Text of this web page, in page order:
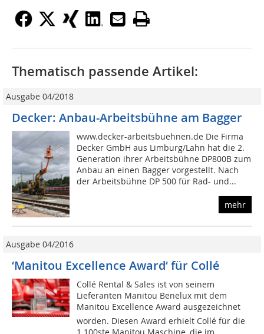
Thematisch passende Artikel:
Ausgabe 04/2018
Decker: Anbau-Arbeitsbühne am Bagger
www.decker-arbeitsbuehnen.de Die Firma
Decker GmbH aus Limburg/Lahn hat die 2.
Generation ihrer Arbeitsbühne DP800B zum
Anbau an einen Bagger vorgestellt. Nach
der Arbeitsbühne DP 500 für Rad- und...
mehr
Ausgabe 04/2016
‘Manitou Excellence Award‘ für Collé
Collé Rental & Sales ist von seinem
Lieferanten Manitou Benelux mit dem
Manitou Excellence Award ausgezeichnet
worden. Diesen Award erhielt Collé für die